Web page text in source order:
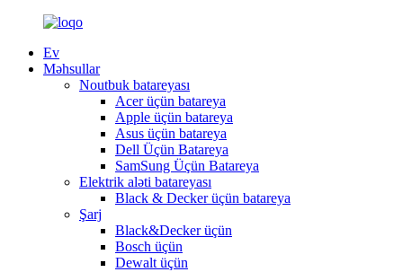
Ev
Məhsullar
Noutbuk batareyası
Acer üçün batareya
Apple üçün batareya
Asus üçün batareya
Dell Üçün Batareya
SamSung Üçün Batareya
Elektrik aləti batareyası
Black & Decker üçün batareya
Şarj
Black&Decker üçün
Bosch üçün
Dewalt üçün